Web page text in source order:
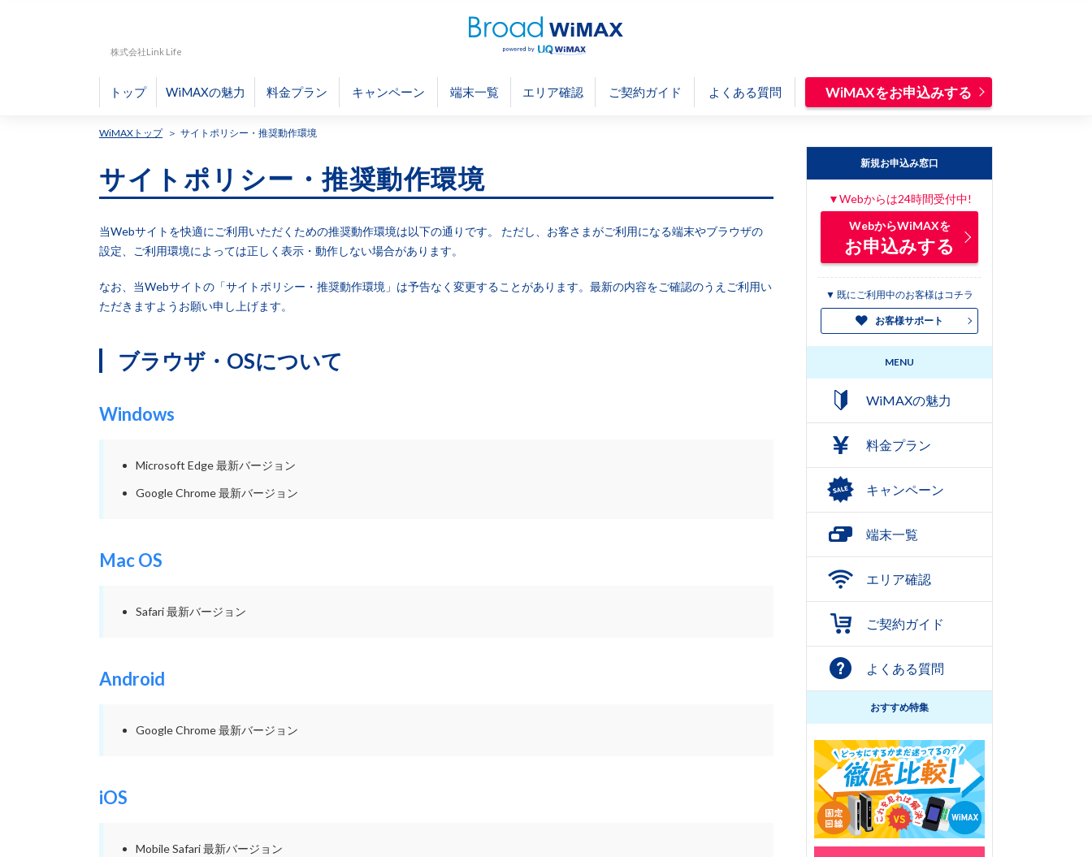
株式会社Link Life
トップ WiMAXの魅力 料金プラン キャンペーン 端末一覧 エリア確認 ご契約ガイド よくある質問 WiMAXをお申込みする
WiMAXトップ サイトポリシー・推奨動作環境
サイトポリシー・推奨動作環境
当Webサイトを快適にご利用いただくための推奨動作環境は以下の通りです。 ただし、お客さまがご利用になる端末やブラウザの
設定、ご利用環境によっては正しく表示・動作しない場合があります。
なお、当Webサイトの「サイトポリシー・推奨動作環境」は予告なく変更することがあります。最新の内容をご確認のうえご利用い
ただきますようお願い申し上げます。
ブラウザ・OSについて
Windows
Microsoft Edge 最新バージョン
Google Chrome 最新バージョン
Mac OS
Safari 最新バージョン
Android
Google Chrome 最新バージョン
iOS
Mobile Safari 最新バージョン
新規お申込み窓口
▼Webからは24時間受付中!
WebからWiMAXを
お申込みする
▼ 既にご利用中のお客様はコチラ
お客様サポート
MENU
WiMAXの魅力
料金プラン
キャンペーン
端末一覧
エリア確認
ご契約ガイド
よくある質問
おすすめ特集